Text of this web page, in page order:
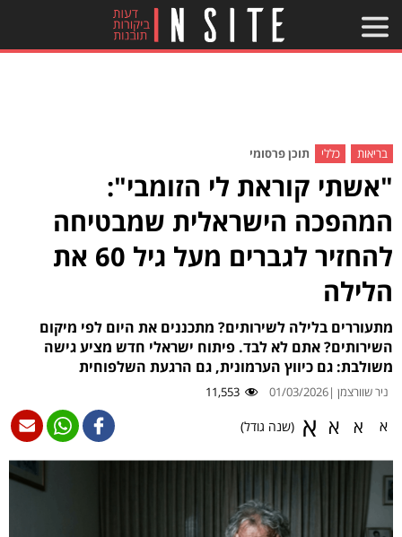
בריאות כללי תוכן פרסומי
"אשתי קוראת לי הזומבי":
המהפכה הישראלית שמבטיחה
להחזיר לגברים מעל גיל 60 את
הלילה
מתעוררים בלילה לשירותים? מתכננים את היום לפי מיקום
השירותים? אתם לא לבד. פיתוח ישראלי חדש מציע גישה
משולבת: גם כיווץ הערמונית, גם הרגעת השלפוחית
ניר שוורצמן |01/03/2026
11,553
א א א א (שנה גודל)